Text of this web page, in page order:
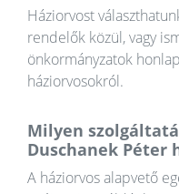
Háziorvost
rendelők közül, vagy
önkormányzatok
háziorvosokról.
Milyen
Duschanek Péter
A háziorvos alapvető